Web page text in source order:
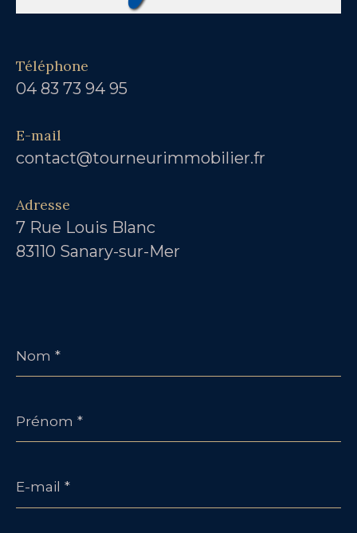
Téléphone
04 83 73 94 95
E-mail
contact@tourneurimmobilier.fr
Adresse
7 Rue Louis Blanc
83110 Sanary-sur-Mer
*
*
mail
*